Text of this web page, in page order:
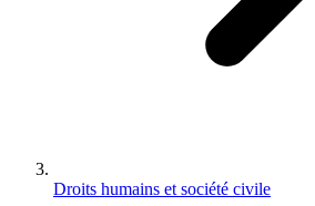
Droits humains et société civile